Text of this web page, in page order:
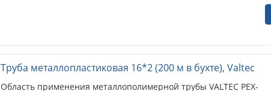
Труба металлопластиковая 16*2 (200 м в бухте), Valtec
Область применения металлополимерной трубы VALTEC PEX-